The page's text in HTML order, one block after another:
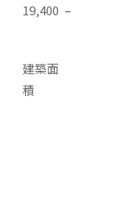
19,400
建築面
積
–